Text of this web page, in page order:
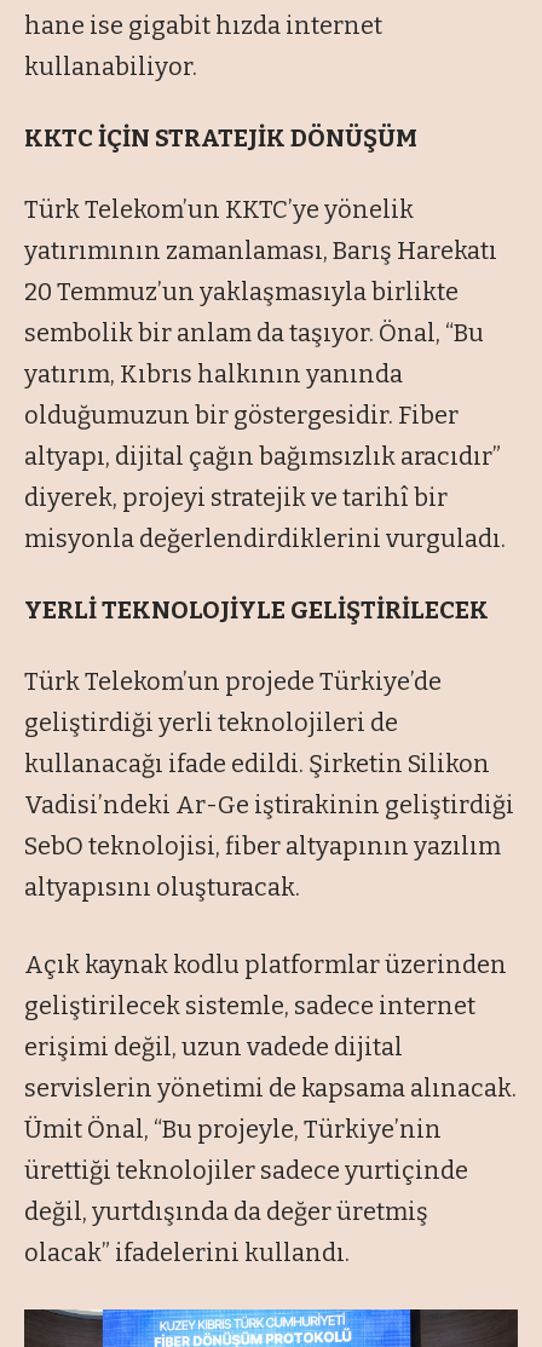
hane ise gigabit hızda internet
kullanabiliyor.
KKTC İÇİN STRATEJİK DÖNÜŞÜM
Türk Telekom’un KKTC’ye yönelik
yatırımının zamanlaması, Barış Harekatı
20 Temmuz’un yaklaşmasıyla birlikte
sembolik bir anlam da taşıyor. Önal, “Bu
yatırım, Kıbrıs halkının yanında
olduğumuzun bir göstergesidir. Fiber
altyapı, dijital çağın bağımsızlık aracıdır”
diyerek, projeyi stratejik ve tarihî bir
misyonla değerlendirdiklerini vurguladı.
YERLİ TEKNOLOJİYLE GELİŞTİRİLECEK
Türk Telekom’un projede Türkiye’de
geliştirdiği yerli teknolojileri de
kullanacağı ifade edildi. Şirketin Silikon
Vadisi’ndeki Ar-Ge iştirakinin geliştirdiği
SebO teknolojisi, fiber altyapının yazılım
altyapısını oluşturacak.
Açık kaynak kodlu platformlar üzerinden
geliştirilecek sistemle, sadece internet
erişimi değil, uzun vadede dijital
servislerin yönetimi de kapsama alınacak.
Ümit Önal, “Bu projeyle, Türkiye’nin
ürettiği teknolojiler sadece yurtiçinde
değil, yurtdışında da değer üretmiş
olacak” ifadelerini kullandı.